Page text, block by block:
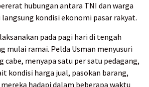
hubungan antara TNI dan warga
kondisi ekonomi pasar rakyat.
pada pagi hari di tengah
mulai ramai. Pelda Usman menyusuri
cabe, menyapa satu per satu pedagang,
kondisi harga jual, pasokan barang,
hadapi dalam beberapa waktu